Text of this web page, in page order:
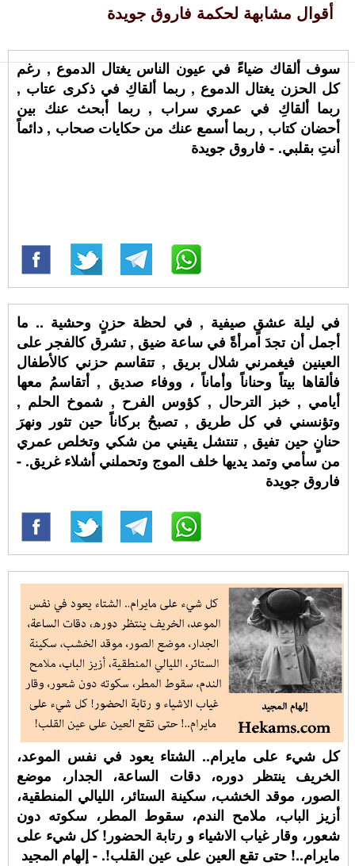
أقوال مشابهة لحكمة فاروق جويدة
سوف ألقاك ضياءً في عيون الناس يغتال الدموع , رغم
كل الحزن يغتال الدموع , ربما ألقاكِ في ذكرى عتاب ,
ربما ألقاكِ في عمري سراب , ربما أبحث عنك بين
أحضان كتاب , ربما أسمع عنك من حكايات صحاب , دائماً
أنتِ بقلبي. - فاروق جويدة
في ليلة عشقٍ صيفية , في لحظة حزنٍ وحشية .. ما
أجمل أن تجدَ امرأةً في ساعة ضيق , تشرق كالفجر على
العينين فيغمرني شلال بريق , تتقاسم حزني كالأطفال
فألقاها بيتاً وحناناً وأماناً ، ووفاء صديق , أتقاسمُ معها
أيامي , خبز الترحال , كؤوس الفرح , شموخ الحلم ,
وتؤنسني في كل طريق , تصبحُ بركاناً حين تثور ونهرَ
حنانٍ حين تفيق , تنتشل يقيني من شكي وتخلص عمري
من سأمي وتمد يديها خلف الموج وتحملني أشلاء غريق. -
فاروق جويدة
كل شيء على مايرام.. الشتاء يعود في نفس الموعد،
الخريف ينتظر دوره، دقات الساعة، الجدار، موضع
الصور، موقد الخشب، سكينة الستائر، الليالي المنطقية،
أزيز الباب، ملامح الندم، سقوط المطر، سكوته دون
شعور، وقار غياب الاشياء و رتابة الحضور! كل شيء على
مايرام..! حتى تقع العين على عين القلب!. - إلهام المجيد